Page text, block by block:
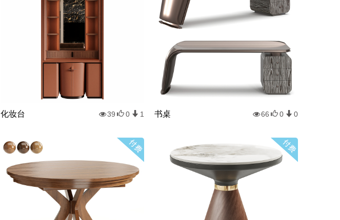
化妆台 39 0 1 书桌 66 0 0